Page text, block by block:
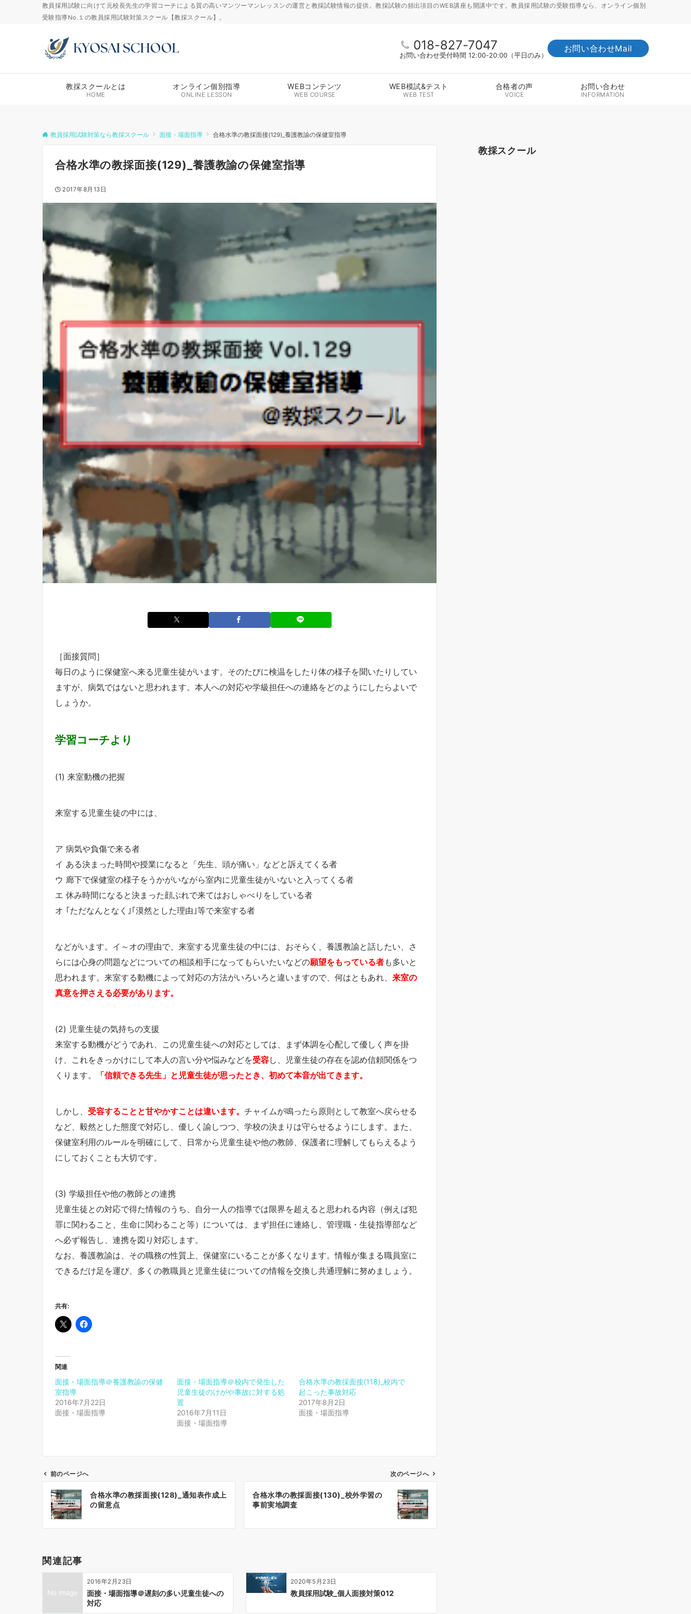
教員採用試験に向けて元校長先生の学習コーチによる質の高いマンツーマンレッスンの運営と教採試験情報の提供。教採試験の頻出項目のWEB講座も開講中です。教員採用試験の受験指導なら、オンライン個別
受験指導No.１の教員採用試験対策スクール【教採スクール】。
018-827-7047
お問い合わせ受付時間 12:00-20:00（平日のみ）
お問い合わせMail
教採スクールとは
HOME
オンライン個別指導
ONLINE LESSON
WEBコンテンツ
WEB COURSE
WEB模試&テスト
WEB TEST
合格者の声
VOICE
お問い合わせ
INFORMATION
教員採用試験対策なら教採スクール 面接・場面指導 合格水準の教採面接(129)_養護教諭の保健室指導
合格水準の教採面接(129)_養護教諭の保健室指導
2017年8月13日
［面接質問］
毎日のように保健室へ来る児童生徒がいます。そのたびに検温をしたり体の様子を聞いたりしてい
ますが、病気ではないと思われます。本人への対応や学級担任への連絡をどのようにしたらよいで
しょうか。
学習コーチより
(1) 来室動機の把握
来室する児童生徒の中には、
ア 病気や負傷で来る者
イ ある決まった時間や授業になると「先生、頭が痛い」などと訴えてくる者
ウ 廊下で保健室の様子をうかがいながら室内に児童生徒がいないと入ってくる者
エ 休み時間になると決まった顔ぶれで来てはおしゃべりをしている者
オ ｢ただなんとなく｣｢漠然とした理由｣等で来室する者
などがいます。イ～オの理由で、来室する児童生徒の中には、おそらく、養護教諭と話したい、さ
らには心身の問題などについての相談相手になってもらいたいなどの願望をもっている者も多いと
思われます。来室する動機によって対応の方法がいろいろと違いますので、何はともあれ、 来室の
真意を押さえる必要があります。
(2) 児童生徒の気持ちの支援
来室する動機がどうであれ、この児童生徒への対応としては、まず体調を心配して優しく声を掛
け、これをきっかけにして本人の言い分や悩みなどを受容し、児童生徒の存在を認め信頼関係をつ
くります。
「信頼できる先生」と児童生徒が思ったとき、初めて本音が出てきます。
しかし、 受容することと甘やかすことは違います。 チャイムが鳴ったら原則として教室へ戻らせる
など、毅然とした態度で対応し、優しく諭しつつ、学校の決まりは守らせるようにします。また、
保健室利用のルールを明確にして、日常から児童生徒や他の教師、保護者に理解してもらえるよう
にしておくことも大切です。
(3) 学級担任や他の教師との連携
児童生徒との対応で得た情報のうち、自分一人の指導では限界を超えると思われる内容（例えば犯
罪に関わること、生命に関わること等）については、まず担任に連絡し、管理職・生徒指導部など
へ必ず報告し、連携を図り対応します。
なお、養護教諭は、その職務の性質上、保健室にいることが多くなります。情報が集まる職員室に
できるだけ足を運び、多くの教職員と児童生徒についての情報を交換し共通理解に努めましょう。
共有:
関連
面接・場面指導＠養護教諭の保健
室指導
2016年7月22日
面接・場面指導
面接・場面指導＠校内で発生した
児童生徒のけがや事故に対する処
置
2016年7月11日
面接・場面指導
合格水準の教採面接(118)_校内で
起こった事故対応
2017年8月2日
面接・場面指導
シ
ン
前のページへ
合格水準の教採面接(128)_通知表作成上
の留意点
次のページへ
合格水準の教採面接(130)_校外学習の
事前実地調査
関連記事
2016年2月23日
面接・場面指導＠遅刻の多い児童生徒への
対応
2020年5月23日
教員採用試験_個人面接対策012
教採スクール